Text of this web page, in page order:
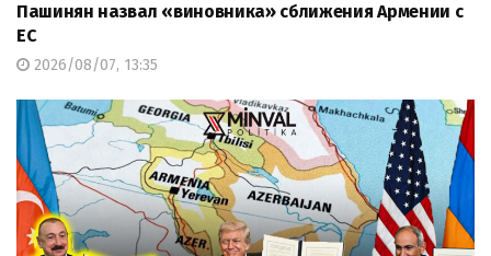
Пашинян назвал «виновника» сближения Армении с
ЕС
2026/08/07, 13:35